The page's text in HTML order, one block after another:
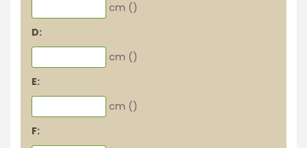
cm ()
D:
cm ()
E:
cm ()
F: